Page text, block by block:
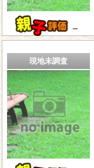
－
現地未調査